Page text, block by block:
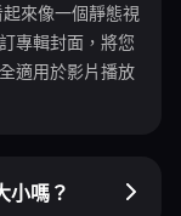
來像一個靜態視
專輯封面，將您
適用於影片播放
小嗎？